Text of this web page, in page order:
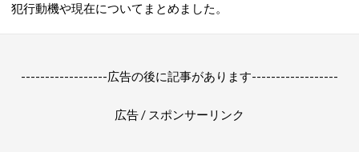
犯行動機や現在についてまとめました。
------------------広告の後に記事があります------------------
広告 / スポンサーリンク